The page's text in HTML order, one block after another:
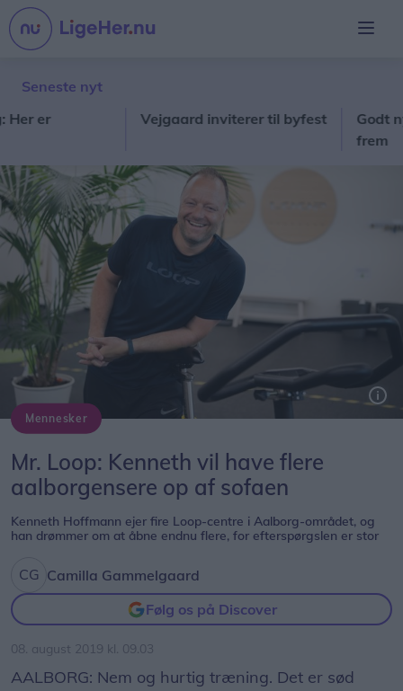
Seneste nyt
Vejgaard inviterer til byfest
Godt nyt:
Mennesker
Mr. Loop: Kenneth vil have flere
aalborgensere op af sofaen
Kenneth Hoffmann ejer fire Loop-centre i Aalborg-området, og
han drømmer om at åbne endnu flere, for efterspørgslen er stor
Camilla Gammelgaard
Følg os på Discover
08. august 2019 kl. 09.03
AALBORG: Nem og hurtig træning. Det er sød